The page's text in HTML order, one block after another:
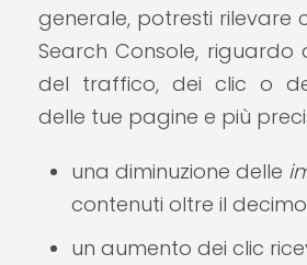
generale, potresti rilevare
Search Console, riguardo
del traffico, dei clic o
delle tue pagine e più
una diminuzione delle
contenuti oltre il
un aumento dei clic